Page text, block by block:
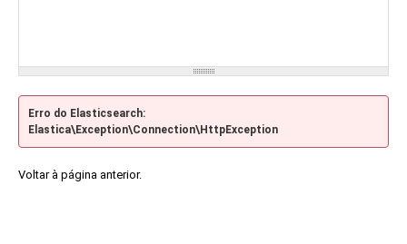
Erro do Elasticsearch:
Elastica\Exception\Connection\HttpException
Voltar à página anterior.